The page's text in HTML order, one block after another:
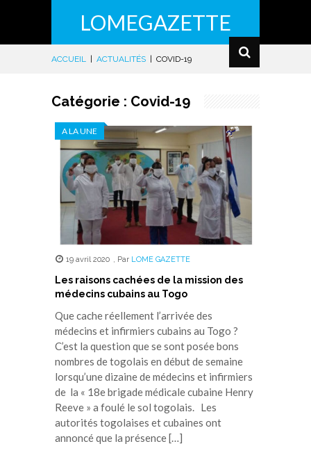
LOMEGAZETTE
ACCUEIL ACTUALITÉS COVID-19
Catégorie : Covid-19
A LA UNE
19 avril 2020 , Par LOME GAZETTE
Les raisons cachées de la mission des
médecins cubains au Togo
Que cache réellement l’arrivée des
médecins et infirmiers cubains au Togo ?
C’est la question que se sont posée bons
nombres de togolais en début de semaine
lorsqu’une dizaine de médecins et infirmiers
de la « 18e brigade médicale cubaine Henry
Reeve » a foulé le sol togolais. Les
autorités togolaises et cubaines ont
annoncé que la présence […]